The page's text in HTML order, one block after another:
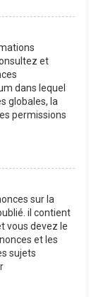
et
dans lequel
globales, la
permissions
sur la
il contient
vous devez le
et les
sujets